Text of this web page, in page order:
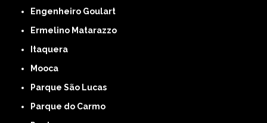
Engenheiro Goulart
Ermelino Matarazzo
Itaquera
Mooca
Parque São Lucas
Parque do Carmo